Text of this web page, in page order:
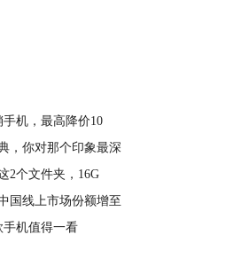
机，最高降价10
，你对那个印象最深
2个文件夹，16G
国线上市场份额增至
手机值得一看